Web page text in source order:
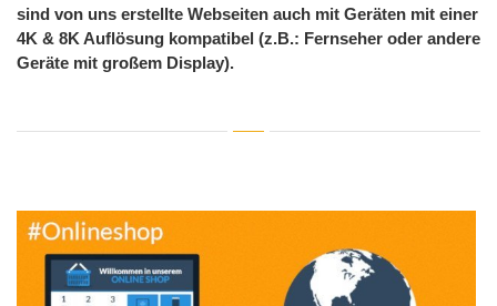
sind von uns erstellte Webseiten auch mit Geräten mit einer
4K & 8K Auflösung kompatibel (z.B.: Fernseher oder andere
Geräte mit großem Display).